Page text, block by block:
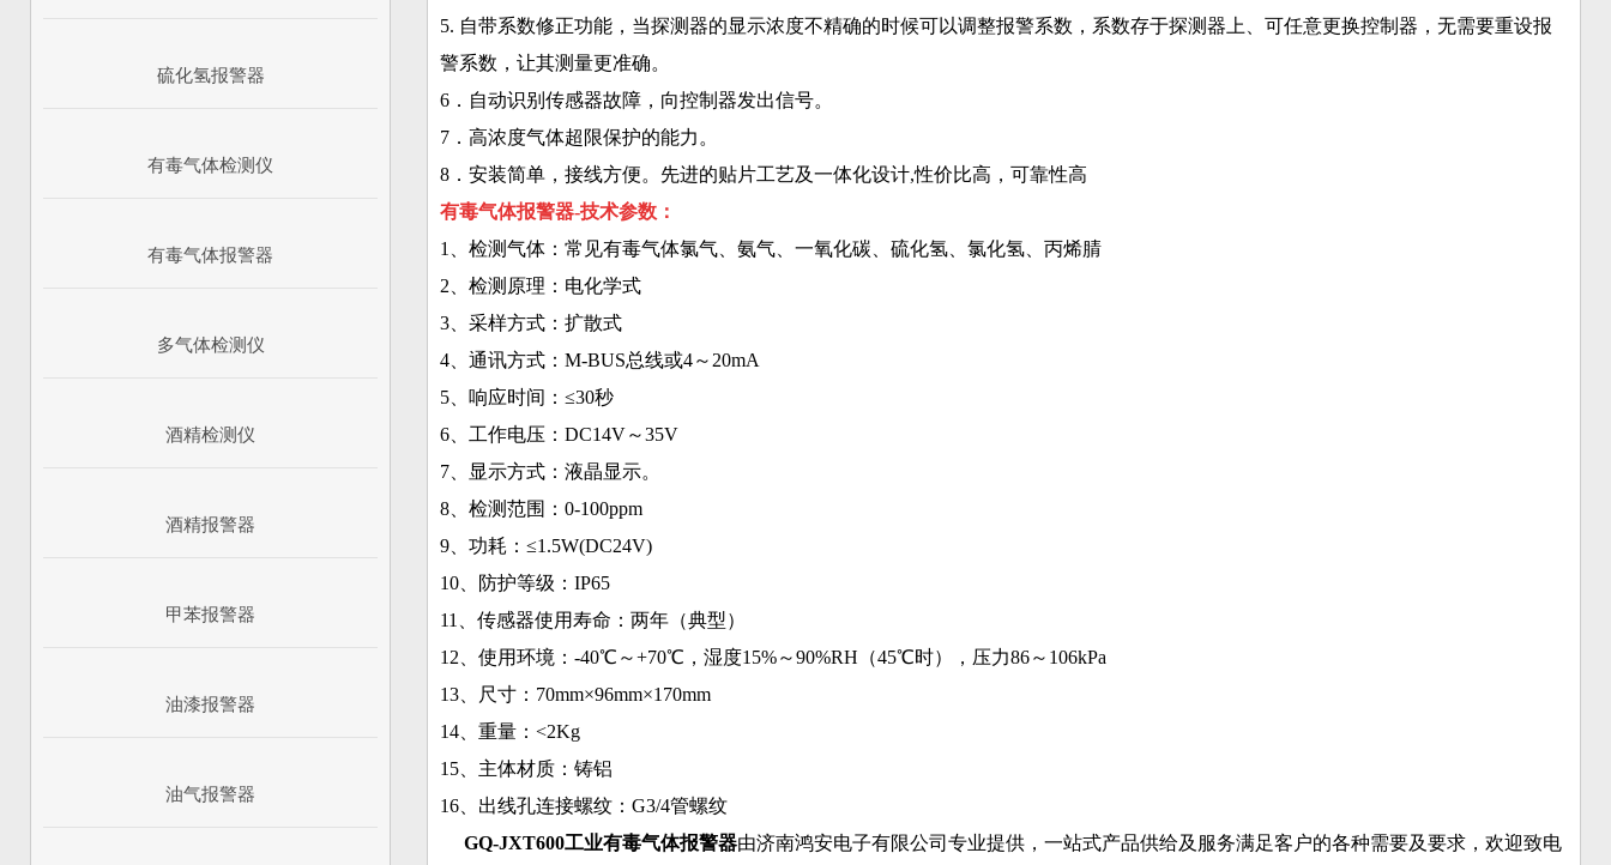
硫化氢报警器
有毒气体检测仪
有毒气体报警器
多气体检测仪
酒精检测仪
酒精报警器
甲苯报警器
油漆报警器
油气报警器
5. 自带系数修正功能，当探测器的显示浓度不精确的时候可以调整报警系数，系数存于探测器上、可任意更换控制器，无需要重设报
警系数，让其测量更准确。
6．自动识别传感器故障，向控制器发出信号。
7．高浓度气体超限保护的能力。
8．安装简单，接线方便。先进的贴片工艺及一体化设计,性价比高，可靠性高
有毒气体报警器-技术参数：
1、检测气体：常见有毒气体氯气、氨气、一氧化碳、硫化氢、氯化氢、丙烯腈
2、检测原理：电化学式
3、采样方式：扩散式
4、通讯方式：M-BUS总线或4～20mA
5、响应时间：≤30秒
6、工作电压：DC14V～35V
7、显示方式：液晶显示。
8、检测范围：0-100ppm
9、功耗：≤1.5W(DC24V)
10、防护等级：IP65
11、传感器使用寿命：两年（典型）
12、使用环境：-40℃～+70℃，湿度15%～90%RH（45℃时），压力86～106kPa
13、尺寸：70mm×96mm×170mm
14、重量：<2Kg
15、主体材质：铸铝
16、出线孔连接螺纹：G3/4管螺纹
GQ-JXT600工业有毒气体报警器由济南鸿安电子有限公司专业提供，一站式产品供给及服务满足客户的各种需要及要求，欢迎致电